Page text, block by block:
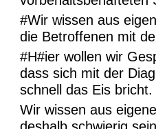
#Wir wissen aus
die Betroffenen mit
#H#ier wollen wir
dass sich mit der
schnell das Eis bricht.
Wir wissen aus